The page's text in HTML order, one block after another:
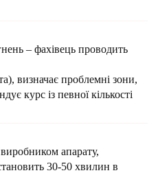
– фахівець проводить
визначає проблемні зони,
курс із певної кількості
апарату,
30-50 хвилин в